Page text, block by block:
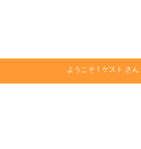
ようこそ！ ゲスト さん